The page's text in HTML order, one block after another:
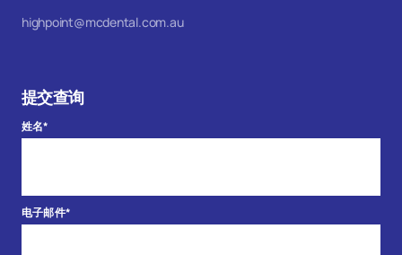
highpoint@mcdental.com.au
提交查询
姓名*
电子邮件*